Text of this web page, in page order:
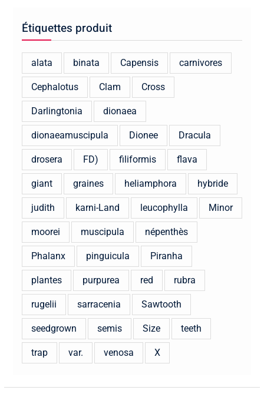
Étiquettes produit
alata binata Capensis carnivores
Cephalotus Clam Cross
Darlingtonia dionaea
dionaeamuscipula Dionee Dracula
drosera FD) filiformis flava
giant graines heliamphora hybride
judith karni-Land leucophylla Minor
moorei muscipula népenthès
Phalanx pinguicula Piranha
plantes purpurea red rubra
rugelii sarracenia Sawtooth
seedgrown semis Size teeth
trap var. venosa X